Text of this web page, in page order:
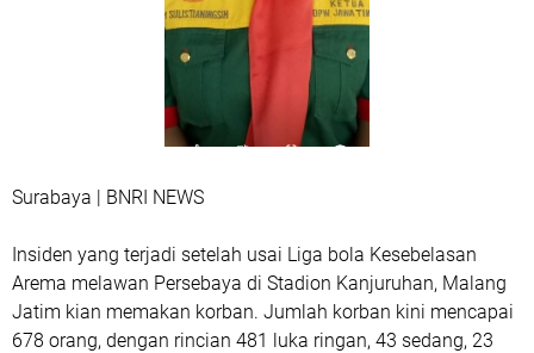
Surabaya | BNRI NEWS
Insiden yang terjadi setelah usai Liga bola Kesebelasan
Arema melawan Persebaya di Stadion Kanjuruhan, Malang
Jatim kian memakan korban. Jumlah korban kini mencapai
678 orang, dengan rincian 481 luka ringan, 43 sedang, 23